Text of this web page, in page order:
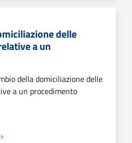
delle
a un
della domiciliazione delle
a un procedimento